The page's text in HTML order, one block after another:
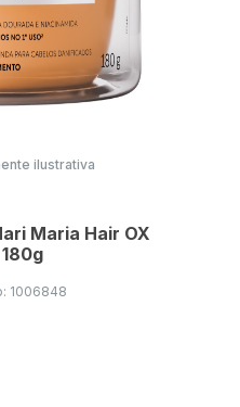
ilustrativa
Maria Hair OX
1006848